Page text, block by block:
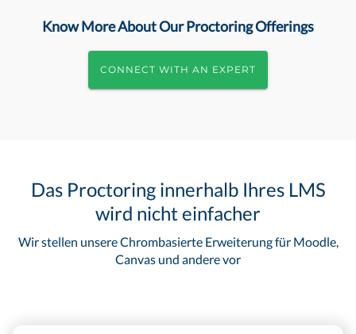
Know More About Our Proctoring Offerings
CONNECT WITH AN EXPERT
Das Proctoring innerhalb Ihres LMS
wird nicht einfacher
Wir stellen unsere Chrombasierte Erweiterung für Moodle,
Canvas und andere vor